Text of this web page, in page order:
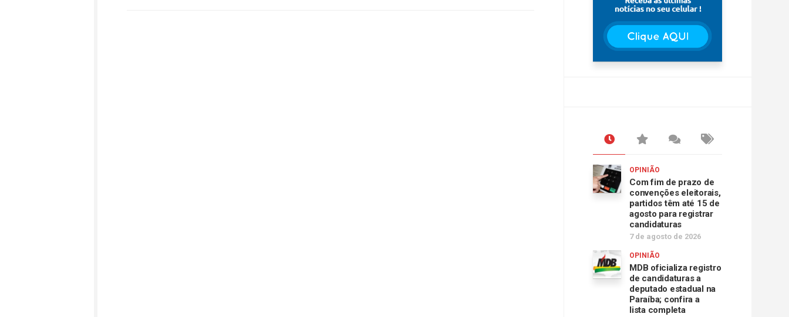
OPINIÃO
Com fim de prazo de
convenções eleitorais,
partidos têm até 15 de
agosto para registrar
candidaturas
7 de agosto de 2026
OPINIÃO
MDB oficializa registro
de candidaturas a
deputado estadual na
Paraíba; confira a
lista completa